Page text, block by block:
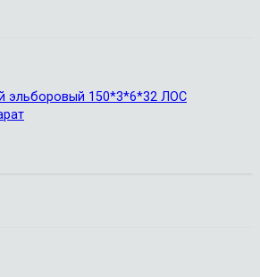
эльборовый 150*3*6*32 ЛОС